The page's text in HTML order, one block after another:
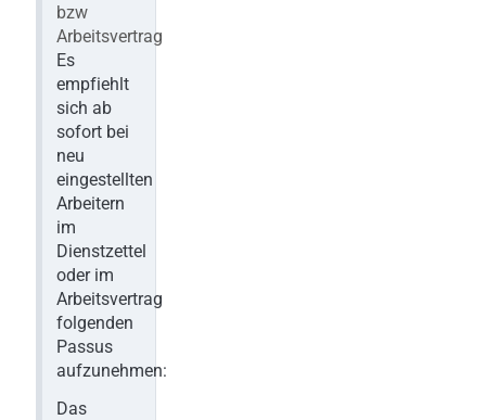
bzw
Arbeitsvertrag
Es
empfiehlt
sich ab
sofort bei
neu
eingestellten
Arbeitern
im
Dienstzettel
oder im
Arbeitsvertrag
folgenden
Passus
aufzunehmen:
Das